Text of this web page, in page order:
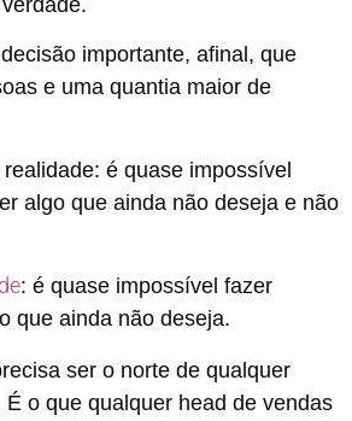
importante, afinal, que
e uma quantia maior de
é quase impossível
algo que ainda não deseja e não
: é quase impossível fazer
que ainda não deseja.
ser o norte de qualquer
o que qualquer head de vendas